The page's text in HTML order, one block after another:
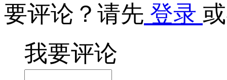
要评论？请先 登录
我要评论